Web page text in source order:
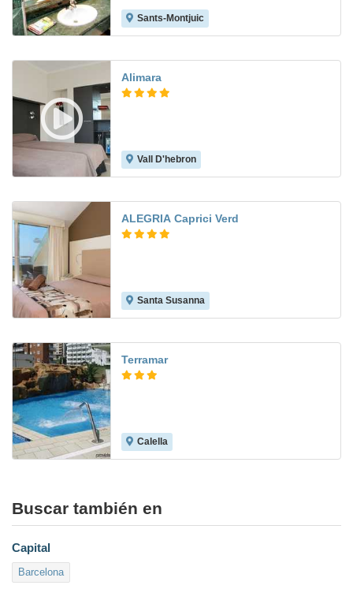
Sants-Montjuic
Alimara
Vall D'hebron
ALEGRIA Caprici Verd
Santa Susanna
Terramar
Calella
Buscar también en
Capital
Barcelona